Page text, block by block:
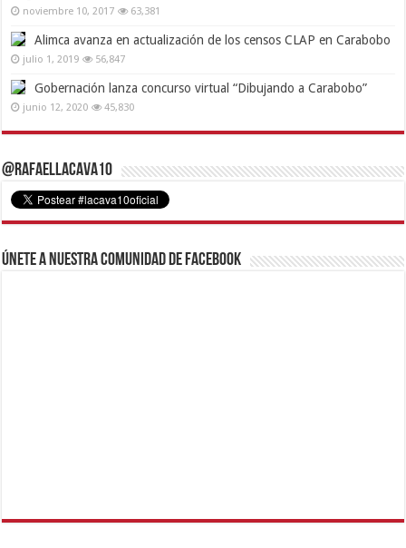
noviembre 10, 2017 63,381
Alimca avanza en actualización de los censos CLAP en Carabobo
julio 1, 2019 56,847
Gobernación lanza concurso virtual “Dibujando a Carabobo”
junio 12, 2020 45,830
@RafaelLacava10
Únete a nuestra comunidad de Facebook